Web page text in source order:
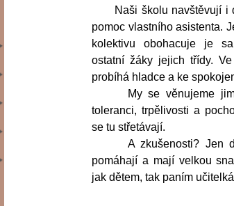
Naši školu navštěvují i
pomoc vlastního asistenta.
kolektivu obohacuje je
ostatní žáky jejich třídy.
probíhá hladce a ke
My se věnujeme jim
toleranci, trpělivosti a
se tu střetávají.
A zkušenosti? Jen
pomáhají a mají velkou
jak dětem, tak paním